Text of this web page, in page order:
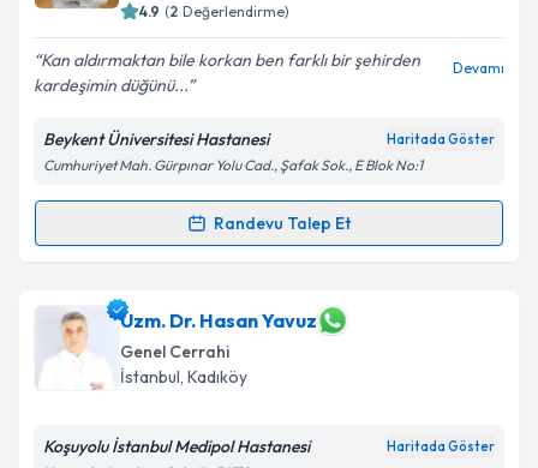
Kişisel verilerimin işlenmesine ilişkin
Aydınlatma
Metni'ni okudum ve kişisel verilerimin belirtilen
kapsamda işlenmesini kabul ediyorum.
4.9 (2 Değerlendirme)
Kan aldırmaktan bile korkan ben farklı bir şehirden
kardeşimin düğünü...
Devamı
Beykent Üniversitesi Hastanesi Haritada Göster
Cumhuriyet Mah. Gürpınar Yolu Cad., Şafak Sok., E Blok No:1
Randevu Talep Et
Randevu Takvimi Talebi
Doç. Dr. Yasin Duraniçin randevu takvimi talebi
oluşturun. Size bu uzmandan randevu almanız için bir
takvim hazırlandığında e-posta ile bilgilendireceğiz.
Uzm. Dr. Hasan Yavuz
Genel Cerrahi
İstanbul, Kadıköy
Koşuyolu İstanbul Medipol Hastanesi Haritada Göster